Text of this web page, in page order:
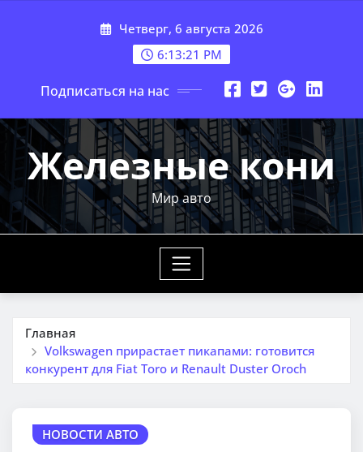
Четверг, 6 августа 2026
6:13:22 PM
Подписаться на нас
Железные кони
Мир авто
Главная
Volkswagen прирастает пикапами: готовится
конкурент для Fiat Toro и Renault Duster Oroch
НОВОСТИ АВТО